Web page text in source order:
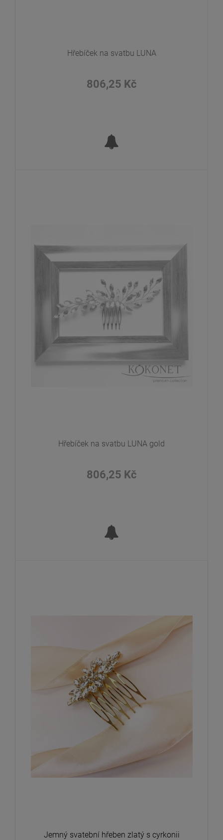
Hřebíček na svatbu LUNA
806,25 Kč
Hřebíček na svatbu LUNA gold
806,25 Kč
Jemný svatební hřeben zlatý s cyrkonii